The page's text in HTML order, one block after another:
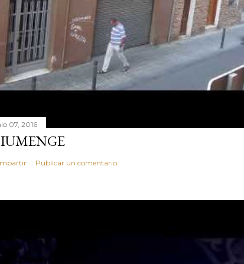
07, 2016
Publicar un comentario